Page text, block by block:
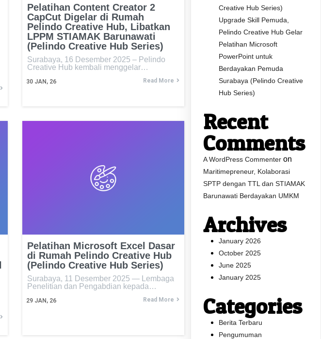
Pelatihan Content Creator 2
CapCut Digelar di Rumah
Pelindo Creative Hub, Libatkan
LPPM STIAMAK Barunawati
(Pelindo Creative Hub Series)
30 JAN, 26
Surabaya, 16 Desember 2025 – Pelindo
Creative Hub kembali menggelar…
Read More
Pelatihan Microsoft Excel Dasar
di Rumah Pelindo Creative Hub
(Pelindo Creative Hub Series)
29 JAN, 26
Surabaya, 11 Desember 2025 — Lembaga
Penelitian dan Pengabdian kepada…
Read More
Creative Hub Series)
Upgrade Skill Pemuda,
Pelindo Creative Hub Gelar
Pelatihan Microsoft
PowerPoint untuk
Berdayakan Pemuda
Surabaya (Pelindo Creative
Hub Series)
Recent
Comments
A WordPress Commenter on
Maritimepreneur, Kolaborasi
SPTP dengan TTL dan STIAMAK
Barunawati Berdayakan UMKM
Archives
January 2026
October 2025
June 2025
January 2025
Categories
Berita Terbaru
Pengumuman